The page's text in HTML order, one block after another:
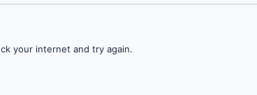
your internet and try again.